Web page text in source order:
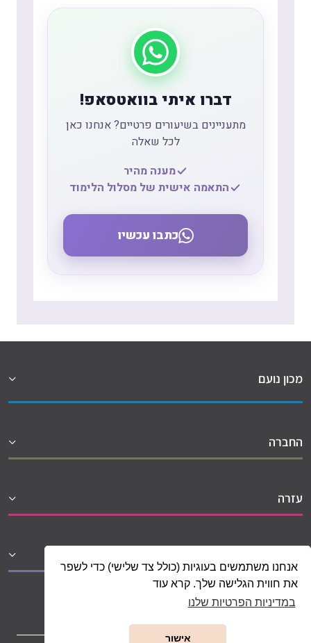
אנחנו משתמשים בעוגיות (כולל צד שלישי) כדי לשפר
את חווית הגלישה שלך. קרא עוד
במדיניות הפרטיות שלנו
אישור
מכון נועם
החברה
עזרה